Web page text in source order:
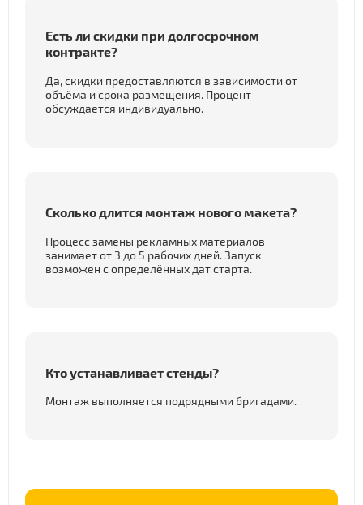
Есть ли скидки при долгосрочном
контракте?
Да, скидки предоставляются в зависимости от
объёма и срока размещения. Процент
обсуждается индивидуально.
Сколько длится монтаж нового макета?
Процесс замены рекламных материалов
занимает от 3 до 5 рабочих дней. Запуск
возможен с определённых дат старта.
Кто устанавливает стенды?
Монтаж выполняется подрядными бригадами.